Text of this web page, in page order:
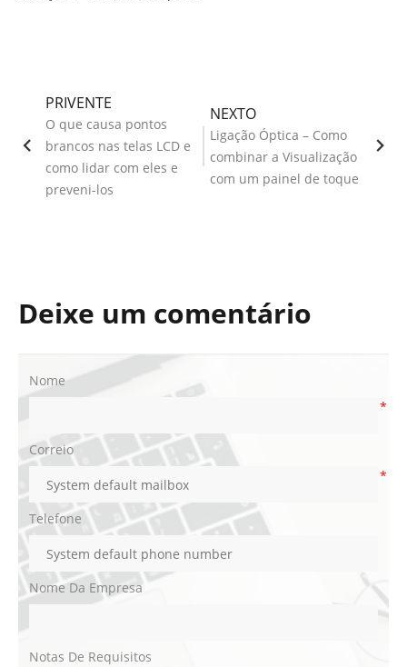
PRIVENTE
O que causa pontos
brancos nas telas LCD e
como lidar com eles e
preveni-los
NEXTO
Ligação Óptica – Como
combinar a Visualização
com um painel de toque
Deixe um comentário
Nome
*
Correio
*
Telefone
Nome Da Empresa
Notas De Requisitos